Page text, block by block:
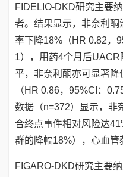
FIDELIO-DKD研究主要
者。结果显示，非奈利
率下降18%（HR 0.82，
1），用药4个月后
平，非奈利酮亦可显著
（HR 0.86，95%CI：
数据（n=372）显示，非
合终点事件相对风险达
群的降幅18%），心血管
FIGARO-DKD研究主要